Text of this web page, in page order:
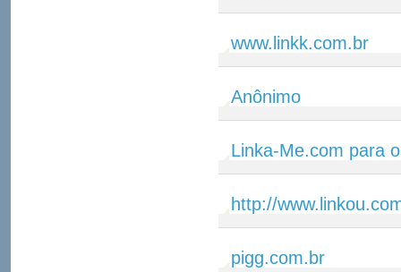
www.linkk.com.br
Anônimo
Linka-Me.com para
http://
pigg.com.br